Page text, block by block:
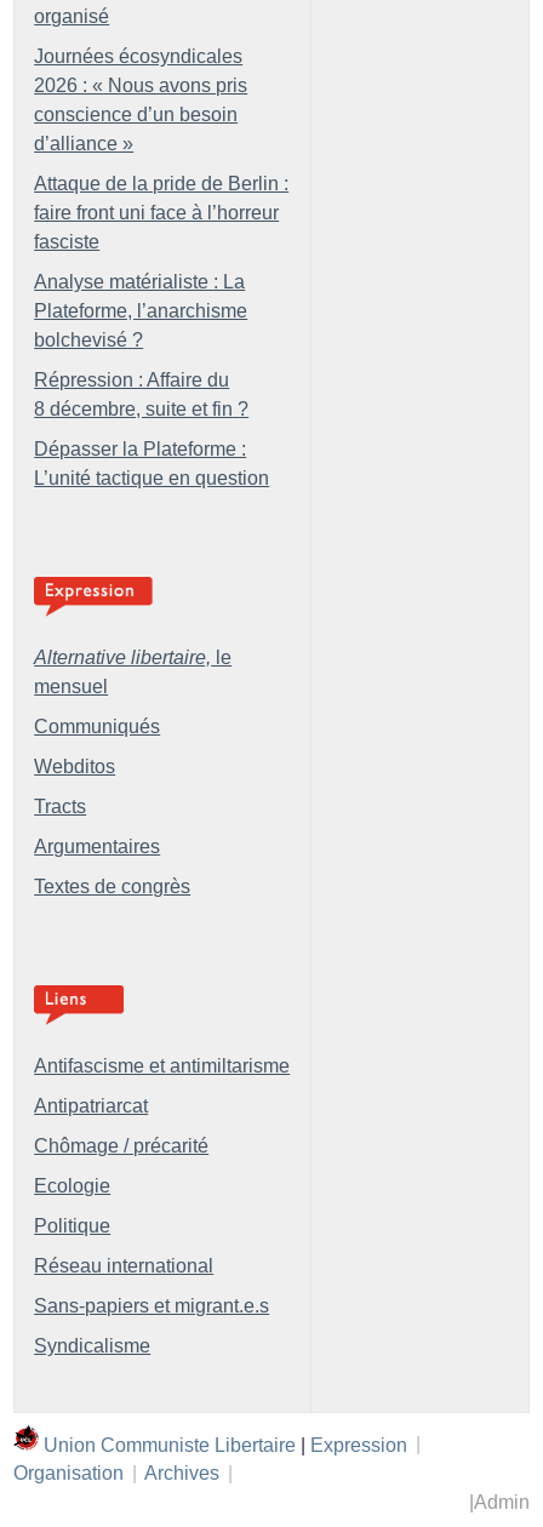
organisé
Journées écosyndicales
2026 : « Nous avons pris
conscience d’un besoin
d’alliance »
Attaque de la pride de Berlin :
faire front uni face à l’horreur
fasciste
Analyse matérialiste : La
Plateforme, l’anarchisme
bolchevisé ?
Répression : Affaire du
8 décembre, suite et fin ?
Dépasser la Plateforme :
L’unité tactique en question
Alternative libertaire, le
mensuel
Communiqués
Webditos
Tracts
Argumentaires
Textes de congrès
Antifascisme et antimiltarisme
Antipatriarcat
Chômage / précarité
Ecologie
Politique
Réseau international
Sans-papiers et migrant.e.s
Syndicalisme
Union Communiste Libertaire | Expression
Organisation
Archives
Admin